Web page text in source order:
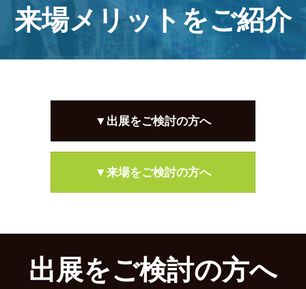
来場メリットをご紹介
▼出展をご検討の方へ
▼来場をご検討の方へ
出展をご検討の方へ